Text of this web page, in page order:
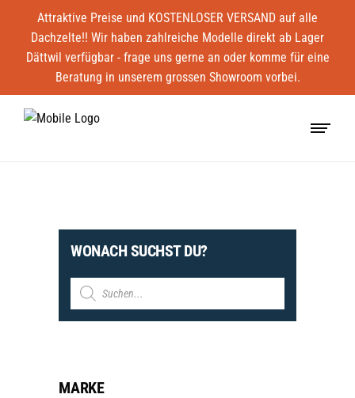
Attraktive Preise und KOSTENLOSER VERSAND auf alle
Dachzelte!! Wir haben zahlreiche Modelle direkt ab Lager
Dättwil verfügbar - frage uns gerne an oder komme für eine
Beratung in unserem grossen Showroom vorbei.
WONACH SUCHST DU?
Products
search
MARKE